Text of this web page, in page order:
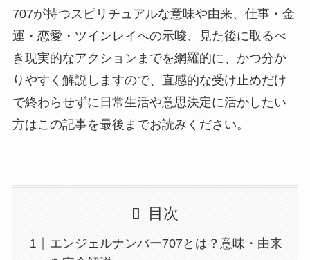
707が持つスピリチュアルな意味や由来、仕事・金
運・恋愛・ツインレイへの示唆、見た後に取るべ
き現実的なアクションまでを網羅的に、かつ分か
りやすく解説しますので、直感的な受け止めだけ
で終わらせずに日常生活や意思決定に活かしたい
方はこの記事を最後までお読みください。
目次
エンジェルナンバー707とは？意味・由来